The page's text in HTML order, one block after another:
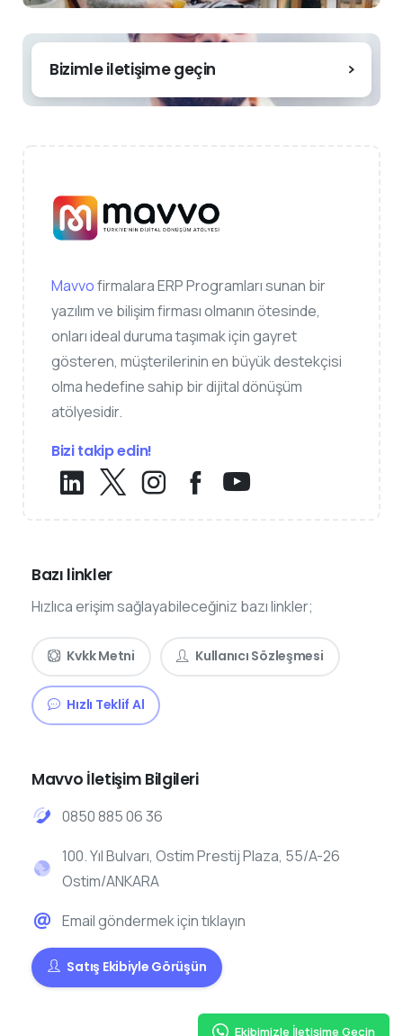
Bizimle iletişime geçin
Mavvofirmalara ERP Programları sunan bir
yazılım ve bilişim firması olmanın ötesinde,
onları ideal duruma taşımak için gayret
gösteren, müşterilerinin en büyük destekçisi
olma hedefine sahip bir dijital dönüşüm
atölyesidir.
Bizi takip edin!
Bazı linkler
Hızlıca erişim sağlayabileceğiniz bazı linkler;
Kvkk Metni Kullanıcı Sözleşmesi
Hızlı Teklif Al
Mavvo İletişim Bilgileri
0850 885 06 36
100. Yıl Bulvarı, Ostim Prestij Plaza, 55/A-26
Ostim/ANKARA
Email göndermek için tıklayın
Satış Ekibiyle Görüşün
Ekibimizle İletişime Geçin